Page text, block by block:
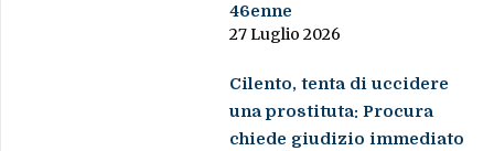
46enne
27 Luglio 2026
Cilento, tenta di uccidere
una prostituta: Procura
chiede giudizio immediato